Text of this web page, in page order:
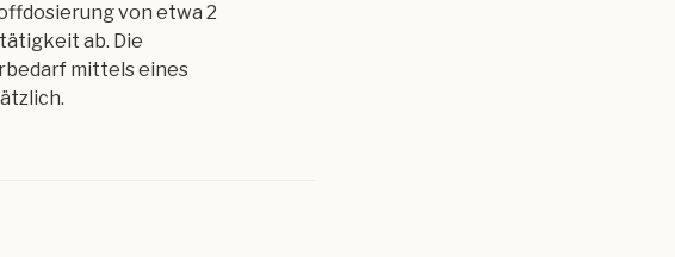
von etwa 2
ab. Die
mittels eines